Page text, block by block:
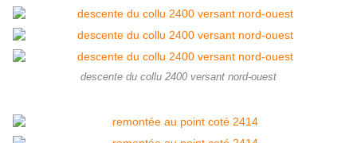
descente du collu 2400 versant nord-ouest